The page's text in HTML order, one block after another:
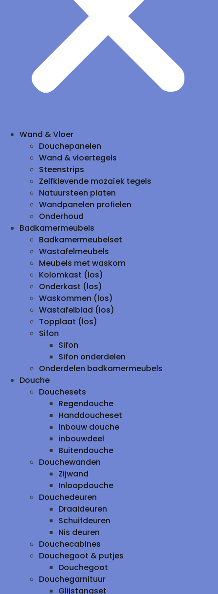
Wand & Vloer
Douchepanelen
Wand & vloertegels
Steenstrips
Zelfklevende mozaïek tegels
Natuursteen platen
Wandpanelen profielen
Onderhoud
Badkamermeubels
Badkamermeubelset
Wastafelmeubels
Meubels met waskom
Kolomkast (los)
Onderkast (los)
Waskommen (los)
Wastafelblad (los)
Topplaat (los)
Sifon
Sifon
Sifon onderdelen
Onderdelen badkamermeubels
Douche
Douchesets
Regendouche
Handdoucheset
Inbouw douche
inbouwdeel
Buitendouche
Douchewanden
Zijwand
Inloopdouche
Douchedeuren
Draaideuren
Schuifdeuren
Nis deuren
Douchecabines
Douchegoot & putjes
Douchegoot
Douchegarnituur
Glijstangset